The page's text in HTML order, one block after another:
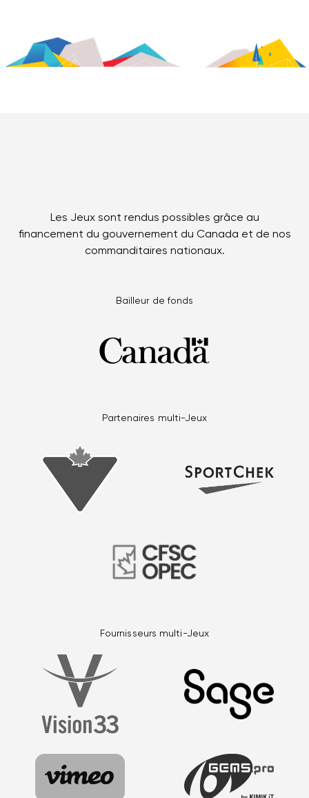
Les Jeux sont rendus possibles grâce au
financement du gouvernement du Canada et de nos
commanditaires nationaux.
Bailleur de fonds
Partenaires multi-Jeux
Fournisseurs multi-Jeux